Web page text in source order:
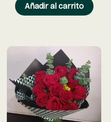
Añadir al carrito